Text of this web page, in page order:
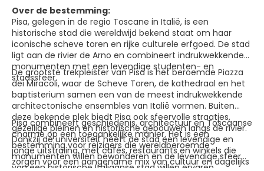
Over de bestemming:
Pisa, gelegen in de regio Toscane in Italië, is een
historische stad die wereldwijd bekend staat om haar
iconische scheve toren en rijke culturele erfgoed. De stad
ligt aan de rivier de Arno en combineert indrukwekkende
monumenten met een levendige studenten- en
stadssfeer.
De grootste trekpleister van Pisa is het beroemde Piazza
dei Miracoli, waar de Scheve Toren, de kathedraal en het
baptisterium samen een van de meest indrukwekkende
architectonische ensembles van Italië vormen. Buiten
deze bekende plek biedt Pisa ook sfeervolle straatjes,
gezellige pleinen en historische gebouwen langs de rivier.
Dankzij de universiteit heeft de stad een levendige en
jonge uitstraling, met cafés, restaurants en winkels die
zorgen voor een aangename mix van cultuur en dagelijks
Pisa combineert geschiedenis, architectuur en Toscaanse
charme op een toegankelijke manier. Het is een
bestemming voor reizigers die wereldberoemde
monumenten willen bewonderen en de levendige sfeer
van een historische Italiaanse stad willen ervaren.